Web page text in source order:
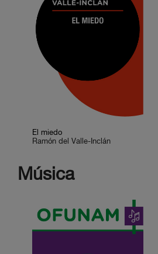
El miedo
Ramón del Valle-Inclán
Música